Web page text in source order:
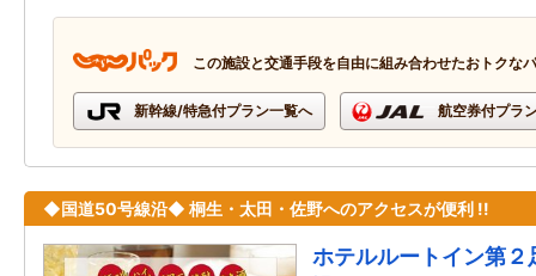
この施設と交通手段を自由に組み合わせたおトクな
新幹線/特急付プラン一覧へ 航空券付プラ
◆国道50号線沿◆ 桐生・太田・佐野へのアクセスが便利 !!
ホテルルートイン第２